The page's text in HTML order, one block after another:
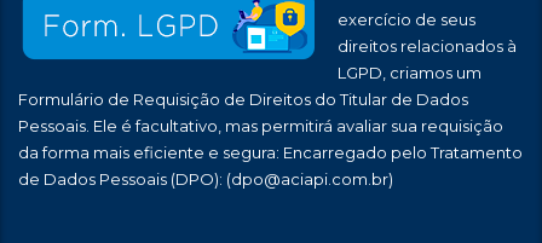
exercício de seus
direitos relacionados à
LGPD, criamos um
Formulário de Requisição de Direitos do Titular de Dados
Pessoais. Ele é facultativo, mas permitirá avaliar sua requisição
da forma mais eficiente e segura: Encarregado pelo Tratamento
de Dados Pessoais (DPO): (dpo@aciapi.com.br)